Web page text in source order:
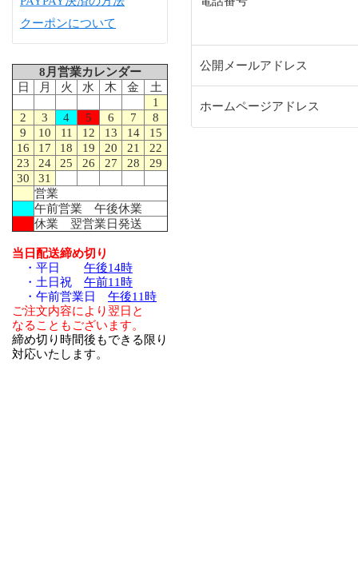
クーポンについて
8月営業カレンダー
日
月 火 水 木 金
土
1
2
3 4 5 6 7
8
9
10 11 12 13 14
15
16
17 18 19 20 21
22
23
24 25 26 27 28
29
30
31
営業
午前営業 午後休業
休業 翌営業日発送
当日配送締め切り
・平日 午後14時
・土日祝 午前11時
・午前営業日 午後11時
ご注文内容により翌日と
なることもございます。
締め切り時間後もできる限り
対応いたします。
公開メールアドレス
ホームページアドレス